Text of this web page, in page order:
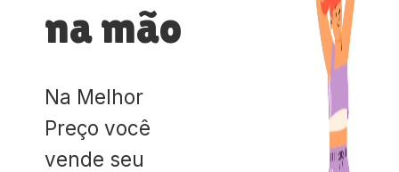
na mão
Na Melhor
Preço você
vende seu